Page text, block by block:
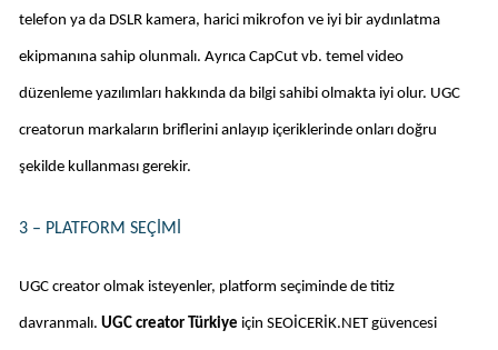
telefon ya da DSLR kamera, harici mikrofon ve iyi bir aydınlatma
ekipmanına sahip olunmalı. Ayrıca CapCut vb. temel video
düzenleme yazılımları hakkında da bilgi sahibi olmakta iyi olur. UGC
creatorun markaların briflerini anlayıp içeriklerinde onları doğru
şekilde kullanması gerekir.
3 – PLATFORM SEÇIMI
UGC creator olmak isteyenler, platform seçiminde de titiz
davranmalı. UGC creator Türkiye için SEOİCERİK.NET güvencesi